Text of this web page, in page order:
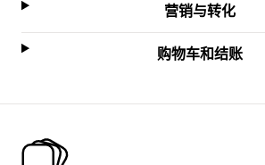
营销与转化
购物车和结账